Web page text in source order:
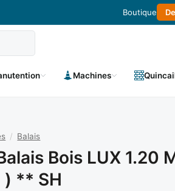
Boutique
Machines
/ Balais
Bois LUX 1.20
) ** SH